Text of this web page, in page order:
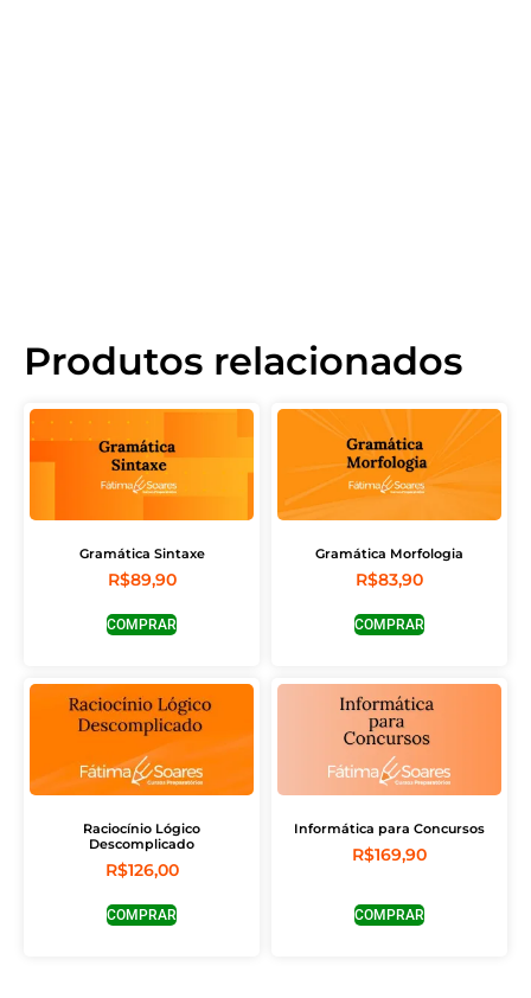
Produtos relacionados
Gramática Sintaxe
R$89,90
COMPRAR
Gramática Morfologia
R$83,90
COMPRAR
Raciocínio Lógico
Descomplicado
R$126,00
COMPRAR
Informática para Concursos
R$169,90
COMPRAR